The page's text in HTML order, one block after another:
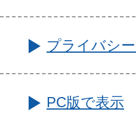
プライバシ
PC版で表示